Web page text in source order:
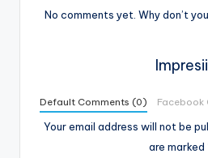
No comments yet. Why don’t
Impresii
Default Comments (0) Facebook
Your email address will not be
are marked